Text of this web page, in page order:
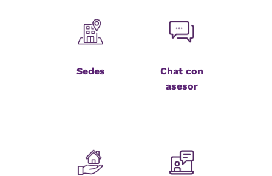
Sedes
Chat con
asesor